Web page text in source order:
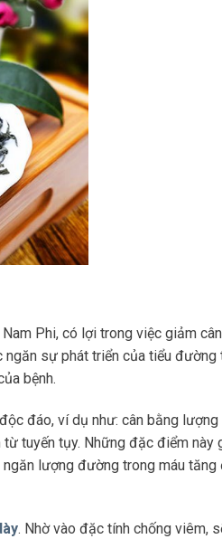
Phi, có lợi trong việc giảm
sự phát triển của tiểu đường
bệnh.
đáo, ví dụ như: cân bằng
tuyến tụy. Những đặc điểm này
ngăn lượng đường trong máu tăng
. Nhờ vào đặc tính chống viêm,